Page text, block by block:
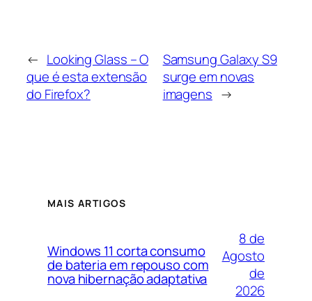
← Looking Glass – O
que é esta extensão
do Firefox?
Samsung Galaxy S9
surge em novas
imagens →
MAIS ARTIGOS
Windows 11 corta consumo
de bateria em repouso com
nova hibernação adaptativa
8 de
Agosto
de
2026